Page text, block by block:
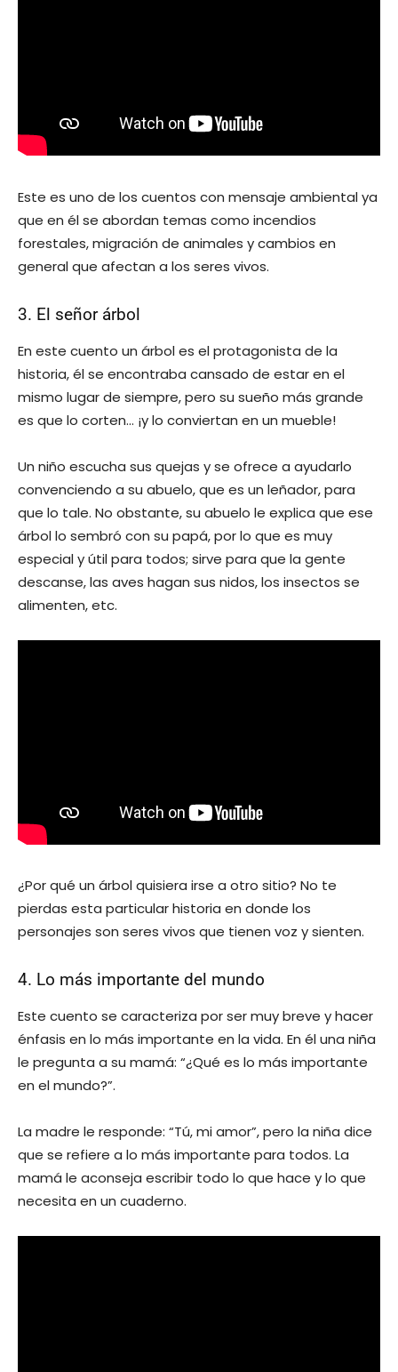
Este es uno de los cuentos con mensaje ambiental ya
que en él se abordan temas como incendios
forestales, migración de animales y cambios en
general que afectan a los seres vivos.
3. El señor árbol
En este cuento un árbol es el protagonista de la
historia, él se encontraba cansado de estar en el
mismo lugar de siempre, pero su sueño más grande
es que lo corten… ¡y lo conviertan en un mueble!
Un niño escucha sus quejas y se ofrece a ayudarlo
convenciendo a su abuelo, que es un leñador, para
que lo tale. No obstante, su abuelo le explica que ese
árbol lo sembró con su papá, por lo que es muy
especial y útil para todos; sirve para que la gente
descanse, las aves hagan sus nidos, los insectos se
alimenten, etc.
¿Por qué un árbol quisiera irse a otro sitio? No te
pierdas esta particular historia en donde los
personajes son seres vivos que tienen voz y sienten.
4. Lo más importante del mundo
Este cuento se caracteriza por ser muy breve y hacer
énfasis en lo más importante en la vida. En él una niña
le pregunta a su mamá: “¿Qué es lo más importante
en el mundo?”.
La madre le responde: “Tú, mi amor”, pero la niña dice
que se refiere a lo más importante para todos. La
mamá le aconseja escribir todo lo que hace y lo que
necesita en un cuaderno.